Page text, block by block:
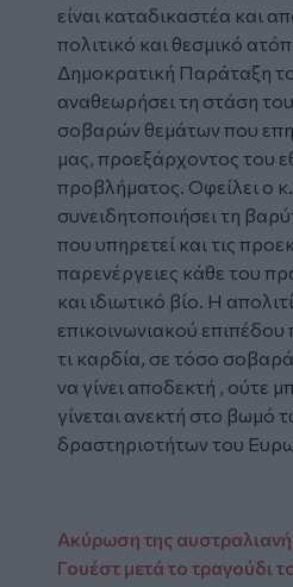
είναι καταδικαστέα και
πολιτικό και θεσμικό
Δημοκρατική Παράταξη
αναθεωρήσει τη στάση
σοβαρών θεμάτων που
μας, προεξάρχοντος του
προβλήματος. Οφείλει ο
συνειδητοποιήσει τη
που υπηρετεί και τις
παρενέργειες κάθε του
και ιδιωτικό βίο. Η
επικοινωνιακού
τι καρδία, σε τόσο
να γίνει αποδεκτή , ούτε
γίνεται ανεκτή στο βωμό
δραστηριοτήτων του
Ακύρωση της
Γουέστ μετά το τραγούδι